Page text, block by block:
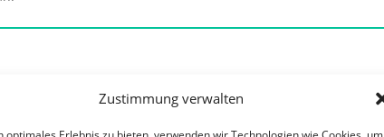
Zustimmung verwalten